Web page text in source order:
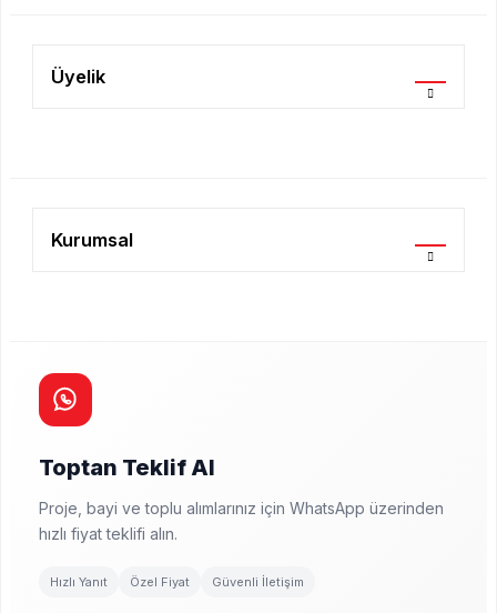
Üyelik
Kurumsal
Toptan Teklif Al
Proje, bayi ve toplu alımlarınız için WhatsApp üzerinden
hızlı fiyat teklifi alın.
Hızlı Yanıt Özel Fiyat Güvenli İletişim